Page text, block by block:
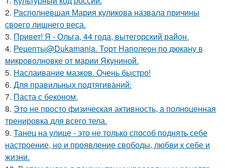
2. Располневшая Мария куликова назвала причины
своего лишнего веса.
3. Привет! Я - Ольга, 44 года, вытегорский район.
4. Рецепты@Dukamania. Торт Наполеон по дюкану в
микроволновке от марии Якуниной.
5. Наслаивание мазков. Очень быстро!
6. Для правильных подтягиваний:
7. Паста с беконом.
8. Это не просто физическая активность, а полноценная
тренировка для всего тела.
9. Танец на улице - это не только способ поднять себе
настроение, но и проявление свободы, любви к себе и
жизни.